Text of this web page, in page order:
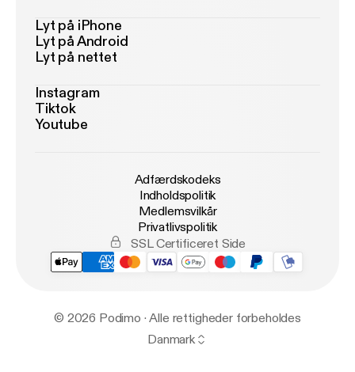
Lyt på iPhone
Lyt på Android
Lyt på nettet
Instagram
Tiktok
Youtube
Adfærdskodeks
Indholdspolitik
Medlemsvilkår
Privatlivspolitik
SSL Certificeret Side
© 2026 Podimo · Alle rettigheder forbeholdes
Danmark